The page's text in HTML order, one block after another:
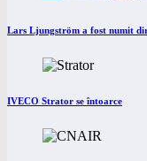
Lars Ljungström a fost numit
IVECO Strator se întoarce